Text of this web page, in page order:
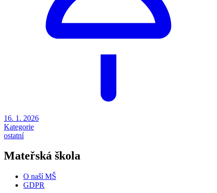
16. 1. 2026
Kategorie
ostatní
Mateřská škola
O naší MŠ
GDPR